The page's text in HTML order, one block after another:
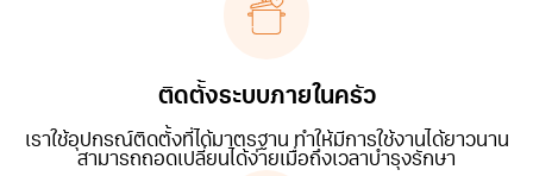
ติดตั้งระบบภายในครัว
เราใช้อุปกรณ์ติดตั้งที่ได้มาตรฐาน ทำให้มีการใช้งานได้ยาวนาน
สามารถถอดเปลี่ยนได้ง่ายเมื่อถึงเวลาบำรุงรักษา